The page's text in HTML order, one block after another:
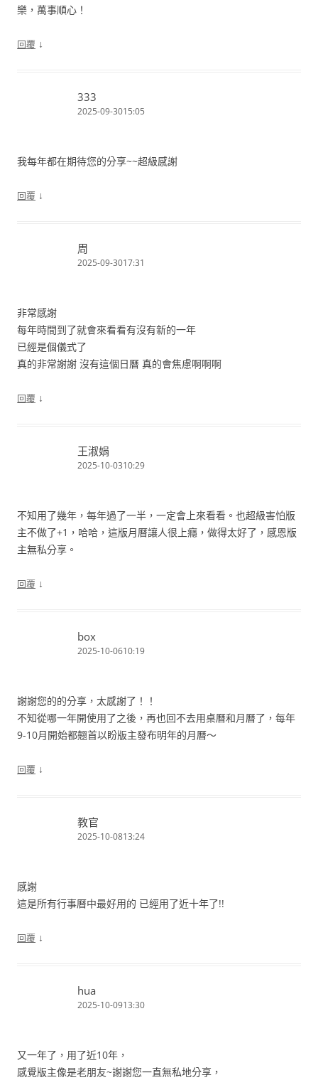
樂，萬事順心！
回覆 ↓
333
2025-09-3015:05
我每年都在期待您的分享~~超級感謝
回覆 ↓
周
2025-09-3017:31
非常感謝
每年時間到了就會來看看有沒有新的一年
已經是個儀式了
真的非常謝謝 沒有這個日曆 真的會焦慮啊啊啊
回覆 ↓
王淑娟
2025-10-0310:29
不知用了幾年，每年過了一半，一定會上來看看。也超級害怕版
主不做了+1，哈哈，這版月曆讓人很上癮，做得太好了，感恩版
主無私分享。
回覆 ↓
box
2025-10-0610:19
謝謝您的的分享，太感謝了！！
不知從哪一年開使用了之後，再也回不去用桌曆和月曆了，每年
9-10月開始都翹首以盼版主發布明年的月曆～
回覆 ↓
教官
2025-10-0813:24
感謝
這是所有行事曆中最好用的 已經用了近十年了!!
回覆 ↓
hua
2025-10-0913:30
又一年了，用了近10年，
感覺版主像是老朋友~謝謝您一直無私地分享，